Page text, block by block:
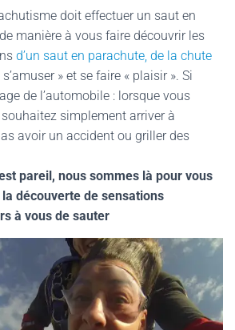
doit effectuer un saut en
manière à vous faire découvrir les
d’un saut en parachute, de la chute
» et se faire « plaisir ». Si
de l’automobile : lorsque vous
simplement arriver à
avoir un accident ou griller des
pareil, nous sommes là pour vous
découverte de sensations
à vous de sauter